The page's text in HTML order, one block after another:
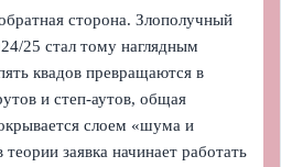
сторона. Злополучный
25 стал тому наглядным
квадов превращаются в
и степ-аутов, общая
слоем «шума и
заявка начинает работать